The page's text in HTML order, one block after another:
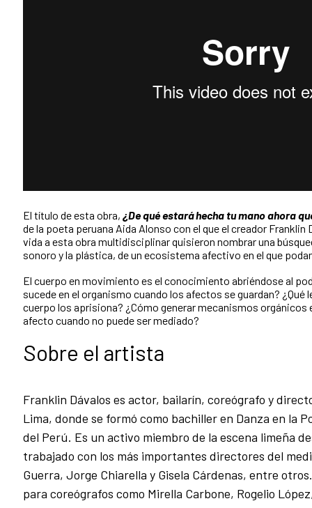
El título de esta obra, ¿De qué estará hecha tu mano ahora
de la poeta peruana Aida Alonso con el que el creador
vida a esta obra multidisciplinar quisieron nombrar una
sonoro y la plástica, de un ecosistema afectivo en el que
El cuerpo en movimiento es el conocimiento abriéndose al
sucede en el organismo cuando los afectos se guardan? ¿Qué
cuerpo los aprisiona? ¿Cómo generar mecanismos orgánicos
afecto cuando no puede ser mediado?
Sobre el artista
Franklin Dávalos es actor, bailarín, coreógrafo y
Lima, donde se formó como bachiller en Danza en la
del Perú. Es un activo miembro de la escena limeña
trabajado con los más importantes directores del
Guerra, Jorge Chiarella y Gisela Cárdenas, entre
para coreógrafos como Mirella Carbone, Rogelio